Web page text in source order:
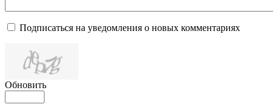
Подписаться на уведомления о новых комментариях
Обновить